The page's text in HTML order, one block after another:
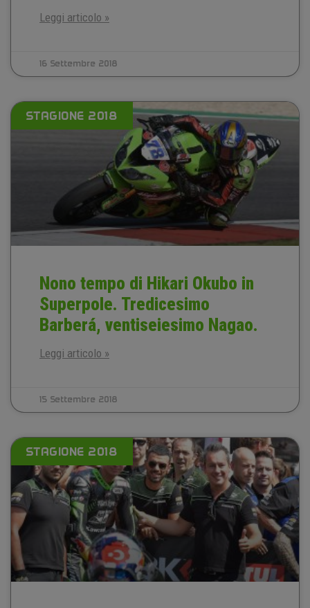
Leggi articolo »
16 Settembre 2018
STAGIONE 2018
Nono tempo di Hikari Okubo in
Superpole. Tredicesimo
Barberá, ventiseiesimo Nagao.
Leggi articolo »
15 Settembre 2018
STAGIONE 2018